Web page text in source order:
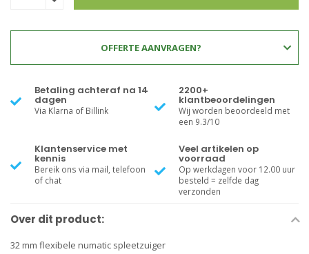
OFFERTE AANVRAGEN?
Betaling achteraf na 14
dagen
Via Klarna of Billink
2200+
klantbeoordelingen
Wij worden beoordeeld met
een 9.3/10
Klantenservice met
kennis
Bereik ons via mail, telefoon
of chat
Veel artikelen op
voorraad
Op werkdagen voor 12.00 uur
besteld = zelfde dag
verzonden
Over dit product:
32 mm flexibele numatic spleetzuiger